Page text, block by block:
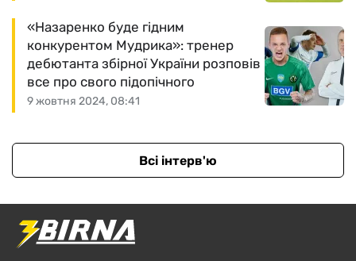
9 жовтня 2024, 08:41
«Назаренко буде гідним
конкурентом Мудрика»: тренер
дебютанта збірної України розповів
все про свого підопічного
Всі інтерв'ю